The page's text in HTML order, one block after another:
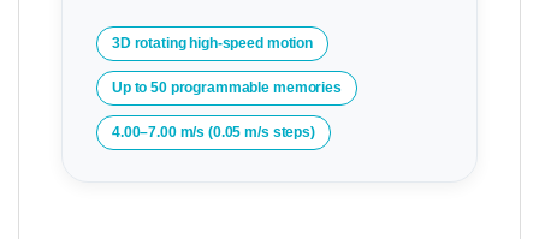
3D rotating high-speed motion
Up to 50 programmable memories
4.00–7.00 m/s (0.05 m/s steps)